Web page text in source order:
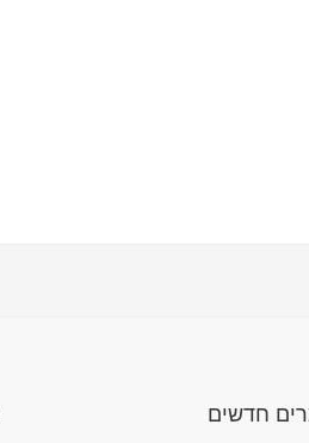
חדשים